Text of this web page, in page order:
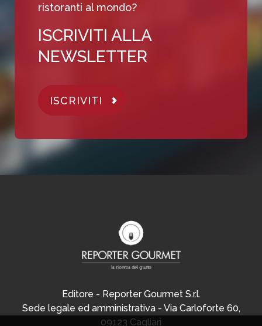
ristoranti al mondo?
ISCRIVITI ALLA
NEWSLETTER
ISCRIVITI
Editore - Reporter Gourmet S.r.l.
Sede legale ed amministrativa - Via Carloforte 60,
09123 Cagliari